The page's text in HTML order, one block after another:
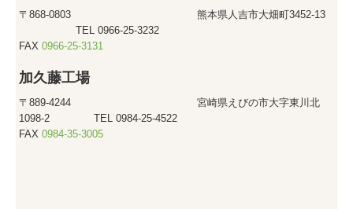
〒868-0803 熊本県人吉市大畑町3452-13
TEL 0966-25-3232
FAX0966-25-3131
加久藤工場
〒889-4244 宮崎県えびの市大字東川北
1098-2 TEL 0984-25-4522
FAX0984-35-3005